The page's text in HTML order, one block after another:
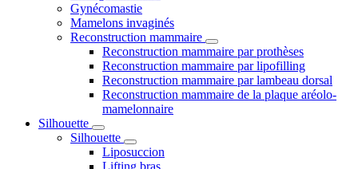
Gynécomastie
Mamelons invaginés
Reconstruction mammaire
Reconstruction mammaire par prothèses
Reconstruction mammaire par lipofilling
Reconstruction mammaire par lambeau dorsal
Reconstruction mammaire de la plaque aréolo-
mamelonnaire
Silhouette
Silhouette
Liposuccion
Lifting bras